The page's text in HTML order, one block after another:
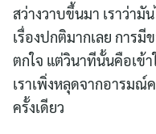
สว่างวาบขึ้นมา เราว่ามั
เรื่องปกติมากเลย การ
ตกใจ แต่วินาทีนั้นคือเข้า
เราเพิ่งหลุดจากอารมณ์
ครั้งเดียว